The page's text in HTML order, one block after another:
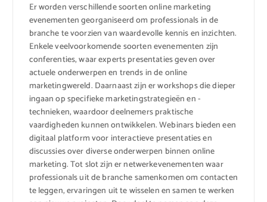
Er worden verschillende soorten online marketing
evenementen georganiseerd om professionals in de
branche te voorzien van waardevolle kennis en inzichten.
Enkele veelvoorkomende soorten evenementen zijn
conferenties, waar experts presentaties geven over
actuele onderwerpen en trends in de online
marketingwereld. Daarnaast zijn er workshops die dieper
ingaan op specifieke marketingstrategieën en -
technieken, waardoor deelnemers praktische
vaardigheden kunnen ontwikkelen. Webinars bieden een
digitaal platform voor interactieve presentaties en
discussies over diverse onderwerpen binnen online
marketing. Tot slot zijn er netwerkevenementen waar
professionals uit de branche samenkomen om contacten
te leggen, ervaringen uit te wisselen en samen te werken